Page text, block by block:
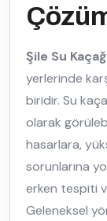
Şile Su
yerlerinde
biridir. Su
olarak
hasarlara,
sorunlarına
erken tespiti
Geleneksel